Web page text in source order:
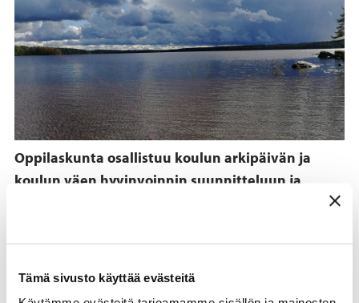
Tämä sivusto käyttää evästeitä
Oppilaskunta osallistuu koulun arkipäivän ja
koulun väen hyvinvoinnin suunnitteluun ja
jokaiselta luokalta joka syksy vaaleilla.